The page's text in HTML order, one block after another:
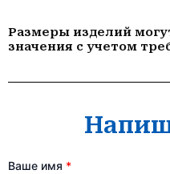
Размеры изделий
значения с учетом
Ваше имя *